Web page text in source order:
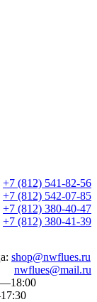
+7 (812) 541-82-56
+7 (812) 542-07-85
+7 (812) 380-40-47
+7 (812) 380-41-39
shop@nwflues.ru
nwflues@mail.ru